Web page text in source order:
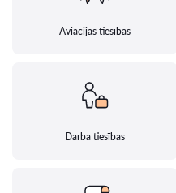
Aviācijas tiesības
Darba tiesības